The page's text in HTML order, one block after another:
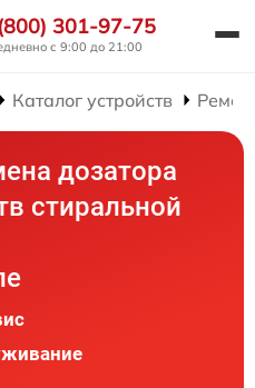
301-97-75
с 9:00 до 21:00
Каталог устройств
дозатора
стиральной